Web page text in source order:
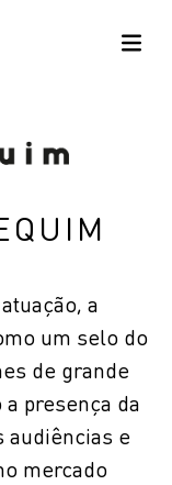
a
um selo do
de grande
presença da
e
mercado